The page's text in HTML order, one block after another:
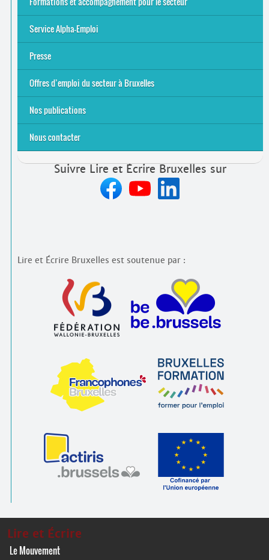
S’initier
Se former
Se rencontrer
Être accompagné·e
Service Alpha-Emploi
Équipe et contacts
Accompagnement individuel
Accompagnement collectif
Folder Service Alpha-Emploi
Presse
2021
2024
2025
Offres d’emploi du secteur à Bruxelles
Emplois rémunérés
Bénévolat
Candidature spontanée à Lire et Écrire Bruxelles
Nos publications
Nous contacter
Suivre Lire et Écrire Bruxelles sur
Lire et Écrire Bruxelles est soutenue par :
Lire et Écrire
Le Mouvement